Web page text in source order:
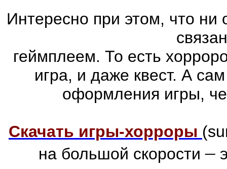
Интересно при этом, что ни
геймплеем. То есть
игра, и даже квест. А
оформления игры,
Скачать игры-хорроры
на большой скорости–